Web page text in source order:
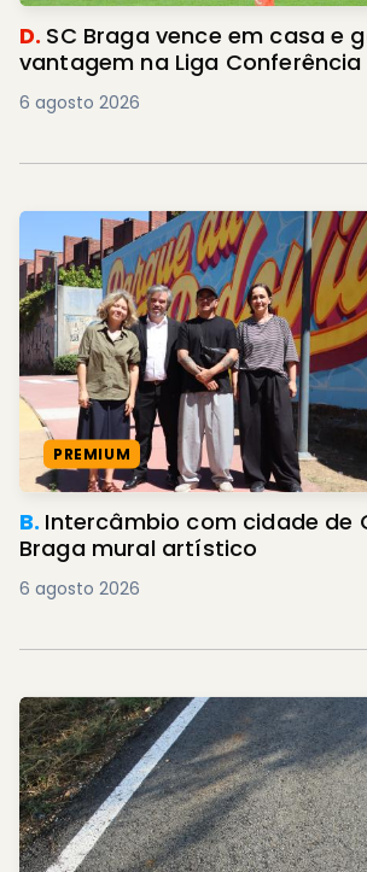
D. SC Braga vence em casa e
vantagem na Liga Conferência
6 agosto 2026
PREMIUM
B. Intercâmbio com cidade de Cali
Braga mural artístico
6 agosto 2026